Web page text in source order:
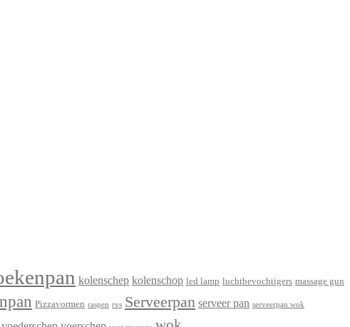
kolenschep kolenschop led lamp luchtbevochtigers massage gun
Pizzavormen raspen rvs Serveerpan serveer pan serveerpan wok